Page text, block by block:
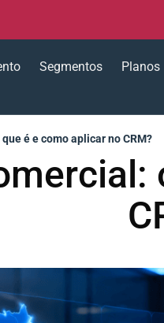
Segmentos Planos
é e como aplicar no CRM?